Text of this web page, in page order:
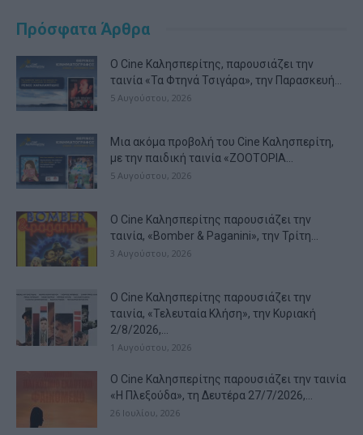
Πρόσφατα Άρθρα
Ο Cine Καλησπερίτης, παρουσιάζει την
ταινία «Τα Φτηνά Τσιγάρα», την Παρασκευή...
5 Αυγούστου, 2026
Μια ακόμα προβολή του Cine Καλησπερίτη,
με την παιδική ταινία «ZOOTOPIA...
5 Αυγούστου, 2026
Ο Cine Καλησπερίτης παρουσιάζει την
ταινία, «Bomber & Paganini», την Τρίτη...
3 Αυγούστου, 2026
Ο Cine Καλησπερίτης παρουσιάζει την
ταινία, «Τελευταία Κλήση», την Κυριακή
2/8/2026,...
1 Αυγούστου, 2026
Ο Cine Καλησπερίτης παρουσιάζει την ταινία
«Η Πλεξούδα», τη Δευτέρα 27/7/2026,...
26 Ιουλίου, 2026